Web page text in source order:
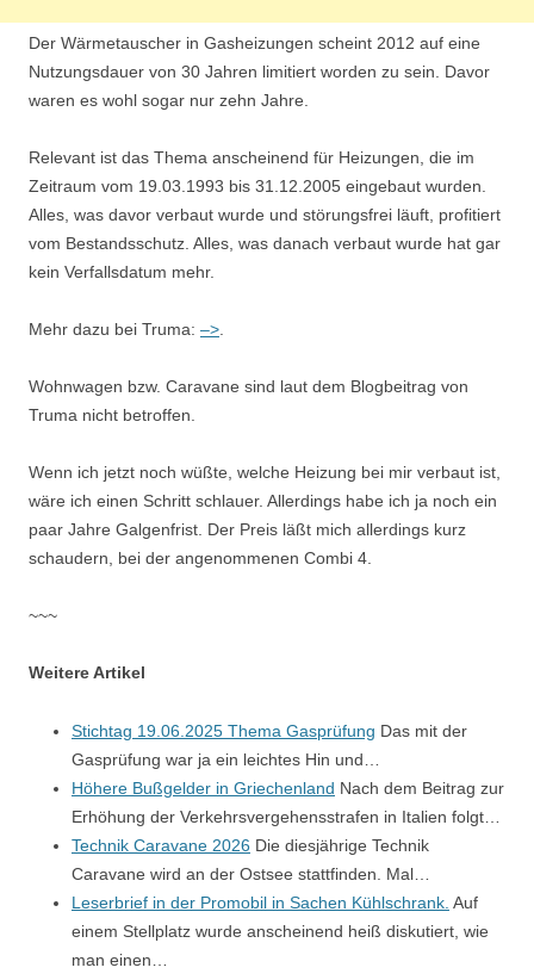
Der Wärmetauscher in Gasheizungen scheint 2012 auf eine
Nutzungsdauer von 30 Jahren limitiert worden zu sein. Davor
waren es wohl sogar nur zehn Jahre.
Relevant ist das Thema anscheinend für Heizungen, die im
Zeitraum vom 19.03.1993 bis 31.12.2005 eingebaut wurden.
Alles, was davor verbaut wurde und störungsfrei läuft, profitiert
vom Bestandsschutz. Alles, was danach verbaut wurde hat gar
kein Verfallsdatum mehr.
Mehr dazu bei Truma: –>
Wohnwagen bzw. Caravane sind laut dem Blogbeitrag von
Truma nicht betroffen.
Wenn ich jetzt noch wüßte, welche Heizung bei mir verbaut ist,
wäre ich einen Schritt schlauer. Allerdings habe ich ja noch ein
paar Jahre Galgenfrist. Der Preis läßt mich allerdings kurz
schaudern, bei der angenommenen Combi 4.
~~~
Weitere Artikel
Stichtag 19.06.2025 Thema Gasprüfung Das mit der
Gasprüfung war ja ein leichtes Hin und…
Höhere Bußgelder in Griechenland Nach dem Beitrag zur
Erhöhung der Verkehrsvergehensstrafen in Italien folgt…
Technik Caravane 2026 Die diesjährige Technik
Caravane wird an der Ostsee stattfinden. Mal…
Leserbrief in der Promobil in Sachen Kühlschrank. Auf
einem Stellplatz wurde anscheinend heiß diskutiert, wie
man einen…